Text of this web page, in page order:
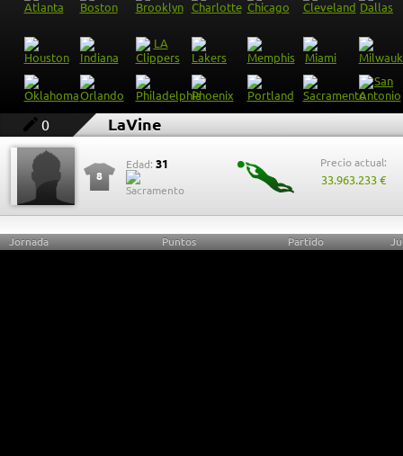
0 LaVine
8
Edad: 31 Precio actual:
33.963.233 €
Jornada Puntos Partido